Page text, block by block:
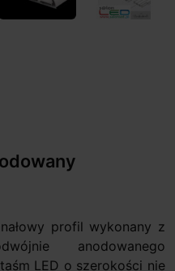
profil wykonany z
anodowanego
LED o szerokości nie